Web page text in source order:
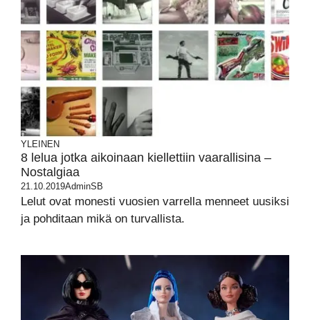
YLEINEN
8 lelua jotka aikoinaan kiellettiin vaarallisina –
Nostalgiaa
21.10.2019AdminSB
Lelut ovat monesti vuosien varrella menneet uusiksi
ja pohditaan mikä on turvallista.